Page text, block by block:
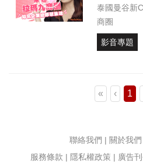
泰國曼谷新
商圈
影音專題
« ‹ 1
聯絡我們 關於我們
服務條款
隱私權政策 廣告